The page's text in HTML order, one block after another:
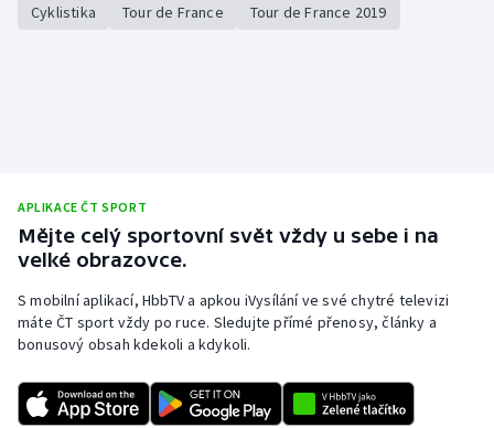
Cyklistika Tour de France Tour de France 2019
APLIKACE ČT SPORT
Mějte celý sportovní svět vždy u sebe i na
velké obrazovce.
S mobilní aplikací, HbbTV a apkou iVysílání ve své chytré televizi
máte ČT sport vždy po ruce. Sledujte přímé přenosy, články a
bonusový obsah kdekoli a kdykoli.